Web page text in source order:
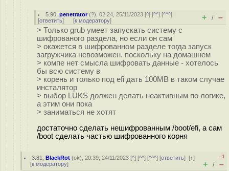
5.90 ,penetrator(?), 02:24, 25/11/2023 [^] [^^] [^^^]
[ответить] [к модератору] + / –
> Только grub умеет запускать систему с
шифрованого раздела, но если он сам
> окажется в шифрованном разделе тогда запуск
загружчика невозможен. поскольку на домашнем
> компе нет смысла шифровать данные - хотелось
бы всю систему в
> корень и только под efi дать 100MB в таком случае
инсталятор
> выбор LUKS должен делать неактивным по логике,
а этим они пока
> заниматься не хотят
достаточно сделать нешифрованным /boot/efi, а сам
/boot сделать частью шифрованного корня
3.81 ,BlackRot (ok), 20:39, 24/11/2023 [^] [^^] [^^^] [ответить][↑]
[к модератору]
–1
+ / –